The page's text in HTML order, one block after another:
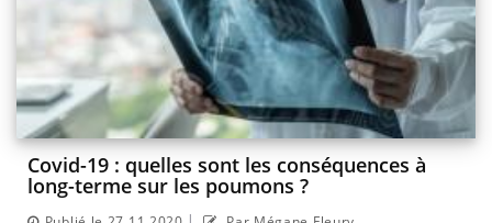
Covid-19 : quelles sont les conséquences à
long-terme sur les poumons ?